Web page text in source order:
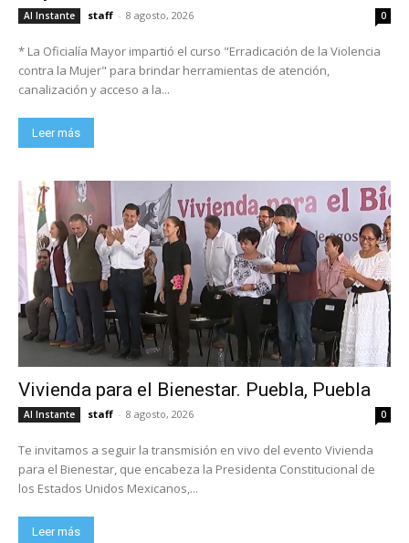
Al Instante staff - 8 agosto, 2026 0
* La Oficialía Mayor impartió el curso "Erradicación de la Violencia
contra la Mujer" para brindar herramientas de atención,
canalización y acceso a la...
Leer más
Vivienda para el Bienestar. Puebla, Puebla
Al Instante staff - 8 agosto, 2026 0
Te invitamos a seguir la transmisión en vivo del evento Vivienda
para el Bienestar, que encabeza la Presidenta Constitucional de
los Estados Unidos Mexicanos,...
Leer más